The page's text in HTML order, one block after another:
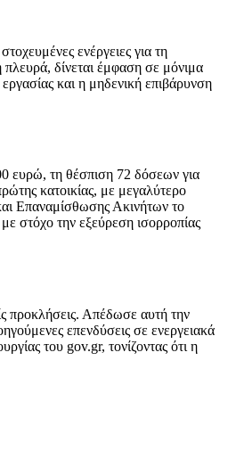
ενέργειες για τη
δίνεται έμφαση σε μόνιμα
και η μηδενική επιβάρυνση
ευρώ, τη θέσπιση 72 δόσεων για
κατοικίας, με μεγαλύτερο
Επαναμίσθωσης Ακινήτων το
στόχο την εξεύρεση ισορροπίας
προκλήσεις. Απέδωσε αυτή την
επενδύσεις σε ενεργειακά
του gov.gr, τονίζοντας ότι η